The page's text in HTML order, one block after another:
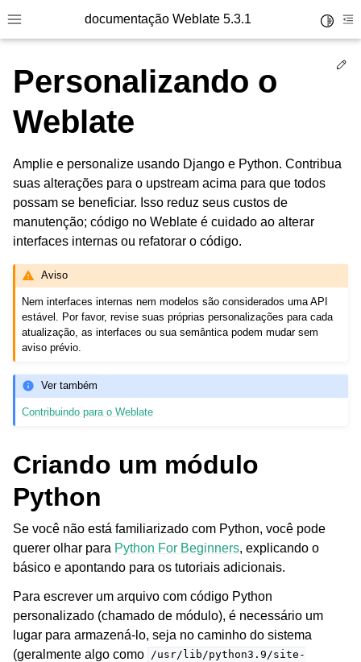
Toggle site navigation sidebar
documentação Weblate 5.3.1
navigation of Formatos de arquivos suportados
Personalizando o
Weblate
Amplie e personalize usando Django e Python. Contribua
suas alterações para o upstream acima para que todos
possam se beneficiar. Isso reduz seus custos de
manutenção; código no Weblate é cuidado ao alterar
interfaces internas ou refatorar o código.
Aviso
Nem interfaces internas nem modelos são considerados uma API
estável. Por favor, revise suas próprias personalizações para cada
atualização, as interfaces ou sua semântica podem mudar sem
aviso prévio.
Ver também
Contribuindo para o Weblate
Criando um módulo
Python
Se você não está familiarizado com Python, você pode
querer olhar para Python For Beginners, explicando o
básico e apontando para os tutoriais adicionais.
Para escrever um arquivo com código Python
personalizado (chamado de módulo), é necessário um
lugar para armazená-lo, seja no caminho do sistema
(geralmente algo como /usr/lib/python3.9/site-